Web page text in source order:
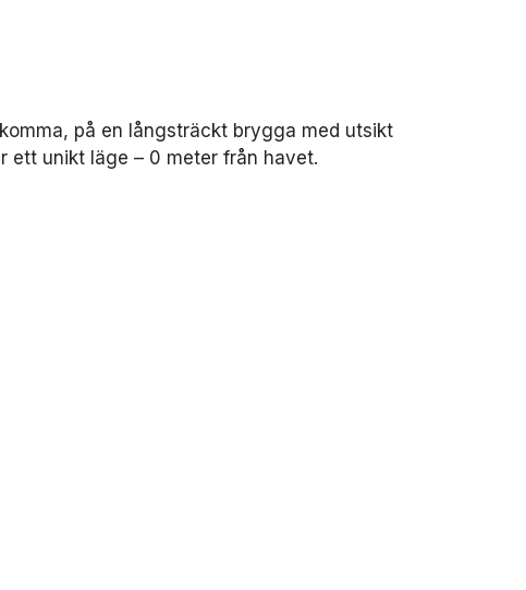
på en långsträckt brygga med utsikt
ett unikt läge – 0 meter från havet.